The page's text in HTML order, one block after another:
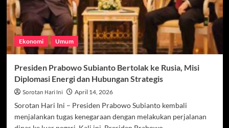
Ekonomi Umum
Presiden Prabowo Subianto Bertolak ke Rusia, Misi
Diplomasi Energi dan Hubungan Strategis
Sorotan Hari Ini April 14, 2026
Sorotan Hari Ini – Presiden Prabowo Subianto kembali
menjalankan tugas kenegaraan dengan melakukan perjalanan